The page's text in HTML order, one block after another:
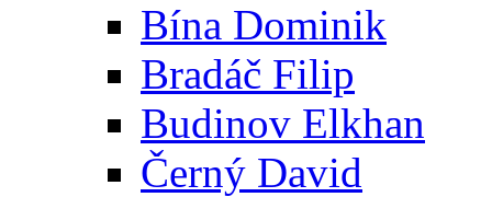
Bína Dominik
Bradáč Filip
Budinov Elkhan
Černý David